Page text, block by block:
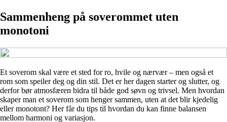
Sammenheng på soverommet uten
monotoni
Et soverom skal være et sted for ro, hvile og nærvær – men også et
rom som speiler deg og din stil. Det er her dagen starter og slutter, og
derfor bør atmosfæren bidra til både god søvn og trivsel. Men hvordan
skaper man et soverom som henger sammen, uten at det blir kjedelig
eller monotont? Her får du tips til hvordan du kan finne balansen
mellom harmoni og variasjon.